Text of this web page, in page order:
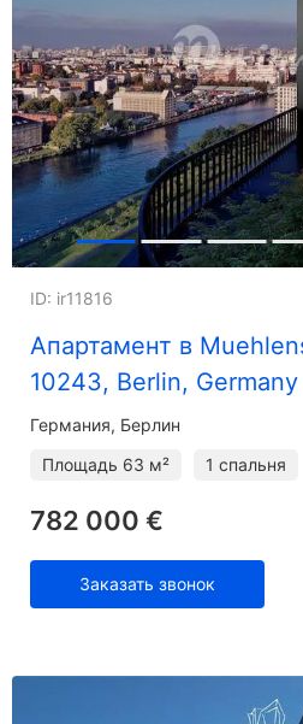
Апартамент в
10243, Berlin, Germany
ID: ir11816
Германия, Берлин
Площадь 63 м² 1 спальня
782 000 €
Заказать звонок